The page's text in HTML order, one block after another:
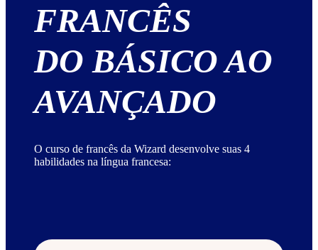
FRANCÊS
DO BÁSICO AO
AVANÇADO
O curso de francês da Wizard desenvolve suas 4
habilidades na língua francesa: